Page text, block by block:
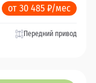
от 30 485 ₽/мес
Передний привод